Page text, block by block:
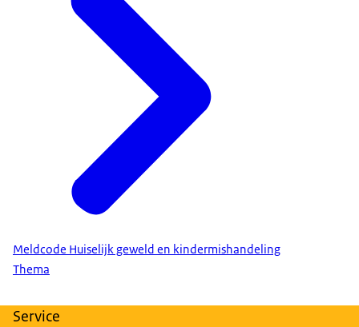
Meldcode Huiselijk geweld en kindermishandeling
Thema
Service